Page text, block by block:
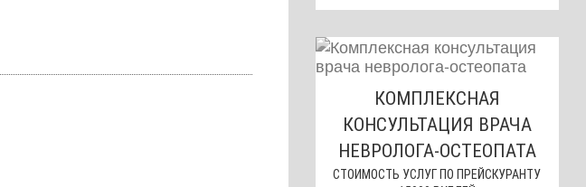
КОМПЛЕКСНАЯ
КОНСУЛЬТАЦИЯ ВРАЧА
НЕВРОЛОГА-ОСТЕОПАТА
СТОИМОСТЬ УСЛУГ ПО ПРЕЙСКУРАНТУ